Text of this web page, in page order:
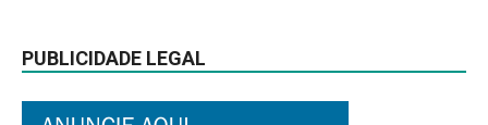
PUBLICIDADE LEGAL